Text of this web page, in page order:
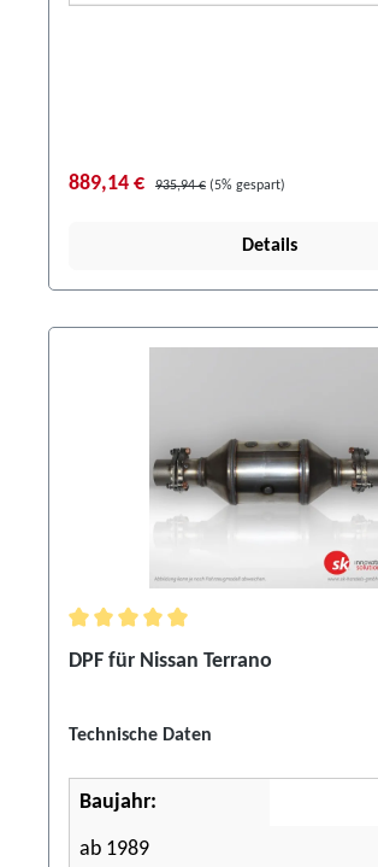
889,14 € 935,94 € (5% gespart)
Details
Durchschnittliche Bewertung von 5
DPF für Nissan Terrano
Technische Daten
Baujahr:
ab 1989